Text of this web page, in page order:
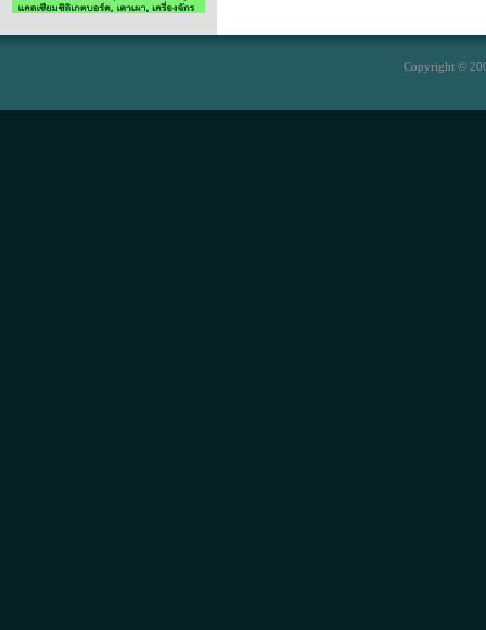
Copyright ©